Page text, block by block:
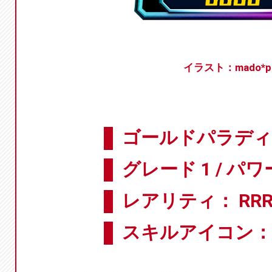
イラスト：
ゴールドパラデ
グレード 1 / パワ
レアリティ：
スキルアイコン